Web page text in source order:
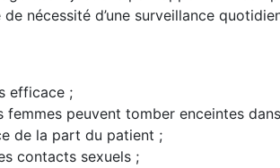
nécessité d’une surveillance
efficace ;
peuvent tomber enceintes
de la part du patient ;
contacts sexuels ;